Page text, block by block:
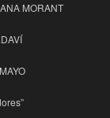
MORANT